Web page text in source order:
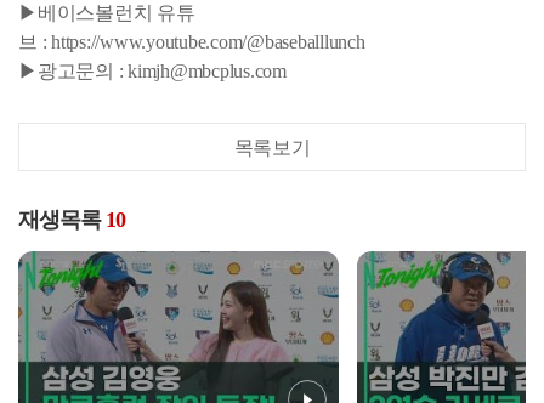
▶베이스볼런치 유튜
브 : https://www.youtube.com/@baseballlunch
▶광고문의 : kimjh@mbcplus.com
목록보기
재생목록 10